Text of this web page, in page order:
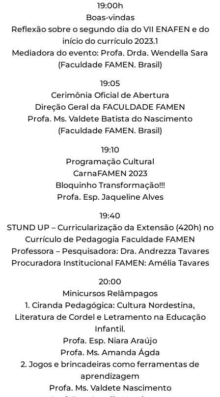
19:00h
Boas-vindas
Reflexão sobre o segundo dia do VII ENAFEN e do
início do currículo 2023.1
Mediadora do evento: Profa. Drda. Wendella Sara
(Faculdade FAMEN. Brasil)
19:05
Cerimônia Oficial de Abertura
Direção Geral da FACULDADE FAMEN
Profa. Ms. Valdete Batista do Nascimento
(Faculdade FAMEN. Brasil)
19:10
Programação Cultural
CarnaFAMEN 2023
Bloquinho Transformação!!!
Profa. Esp. Jaqueline Alves
19:40
STUND UP – Curricularização da Extensão (420h) no
Currículo de Pedagogia Faculdade FAMEN
Professora – Pesquisadora: Dra. Andrezza Tavares
Procuradora Institucional FAMEN: Amélia Tavares
20:00
Minicursos Relâmpagos
1. Ciranda Pedagógica: Cultura Nordestina,
Literatura de Cordel e Letramento na Educação
Infantil.
Profa. Esp. Niara Araújo
Profa. Ms. Amanda Ágda
2. Jogos e brincadeiras como ferramentas de
aprendizagem
Profa. Ms. Valdete Nascimento